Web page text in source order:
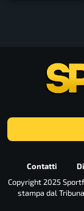
Contatti
Copyright 2025
stampa dal